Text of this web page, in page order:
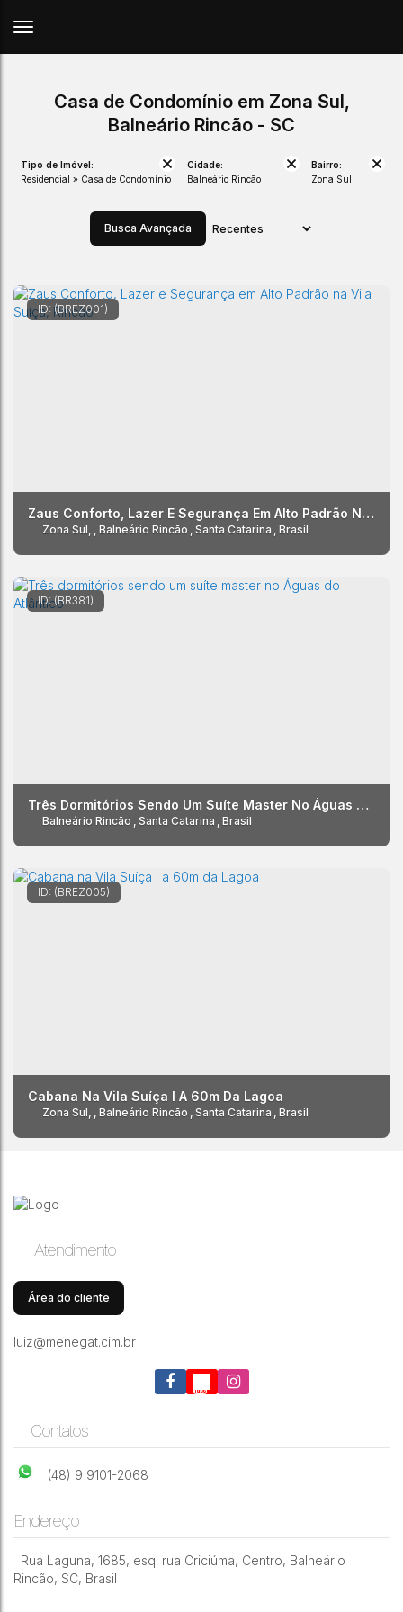
Casa de Condomínio em Zona Sul,
Balneário Rincão - SC
Tipo de Imóvel:
Residencial » Casa de Condomínio
Cidade:
Balneário Rincão
Bairro:
Zona Sul
Busca Avançada
(BREZ001)
Zaus Conforto, Lazer E Segurança Em Alto Padrão Na Vila Suíça, Rincão
Zona Sul , Balneário Rincão , Santa Catarina , Brasil
(BR381)
Três Dormitórios Sendo Um Suíte Master No Águas Do Atlântico
Balneário Rincão , Santa Catarina , Brasil
(BREZ005)
Cabana Na Vila Suíça I A 60m Da Lagoa
Zona Sul , Balneário Rincão , Santa Catarina , Brasil
Atendimento
Área do cliente
luiz@menegat.cim.br
Contatos
(48) 9 9101-2068
Endereço
Rua Laguna, 1685, esq. rua Criciúma, Centro, Balneário
Rincão, SC, Brasil